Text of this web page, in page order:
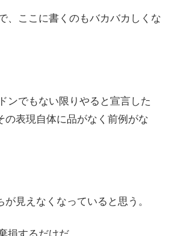
、ここに書くのもバカバカしくな
ンでもない限りやると宣言した
の表現自体に品がなく前例がな
が見えなくなっていると思う。